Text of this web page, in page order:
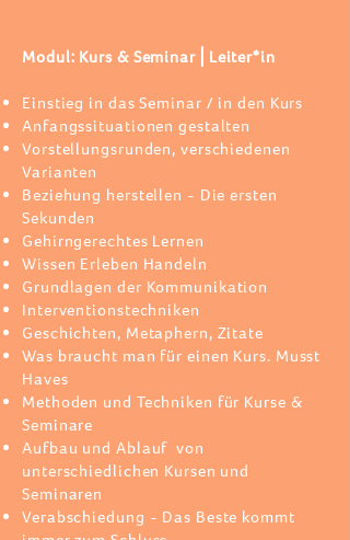
Modul: Kurs & Seminar⎪Leiter*in
Einstieg in das Seminar / in den Kurs
Anfangssituationen gestalten
Vorstellungsrunden, verschiedenen
Varianten
Beziehung herstellen - Die ersten
Sekunden
Gehirngerechtes Lernen
Wissen Erleben Handeln
Grundlagen der Kommunikation
Interventionstechniken
Geschichten, Metaphern, Zitate
Was braucht man für einen Kurs. Musst
Haves
Methoden und Techniken für Kurse &
Seminare
Aufbau und Ablauf von
unterschiedlichen Kursen und
Seminaren
Verabschiedung - Das Beste kommt